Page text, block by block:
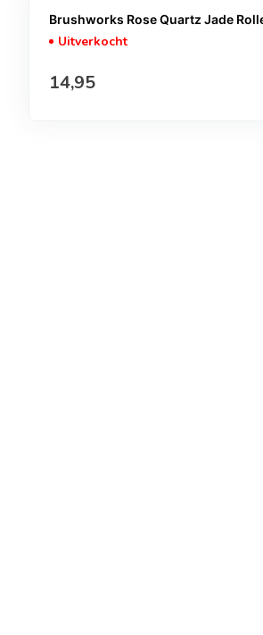
Brushworks Rose Quartz Jade
Uitverkocht
Normale prijs
14,95